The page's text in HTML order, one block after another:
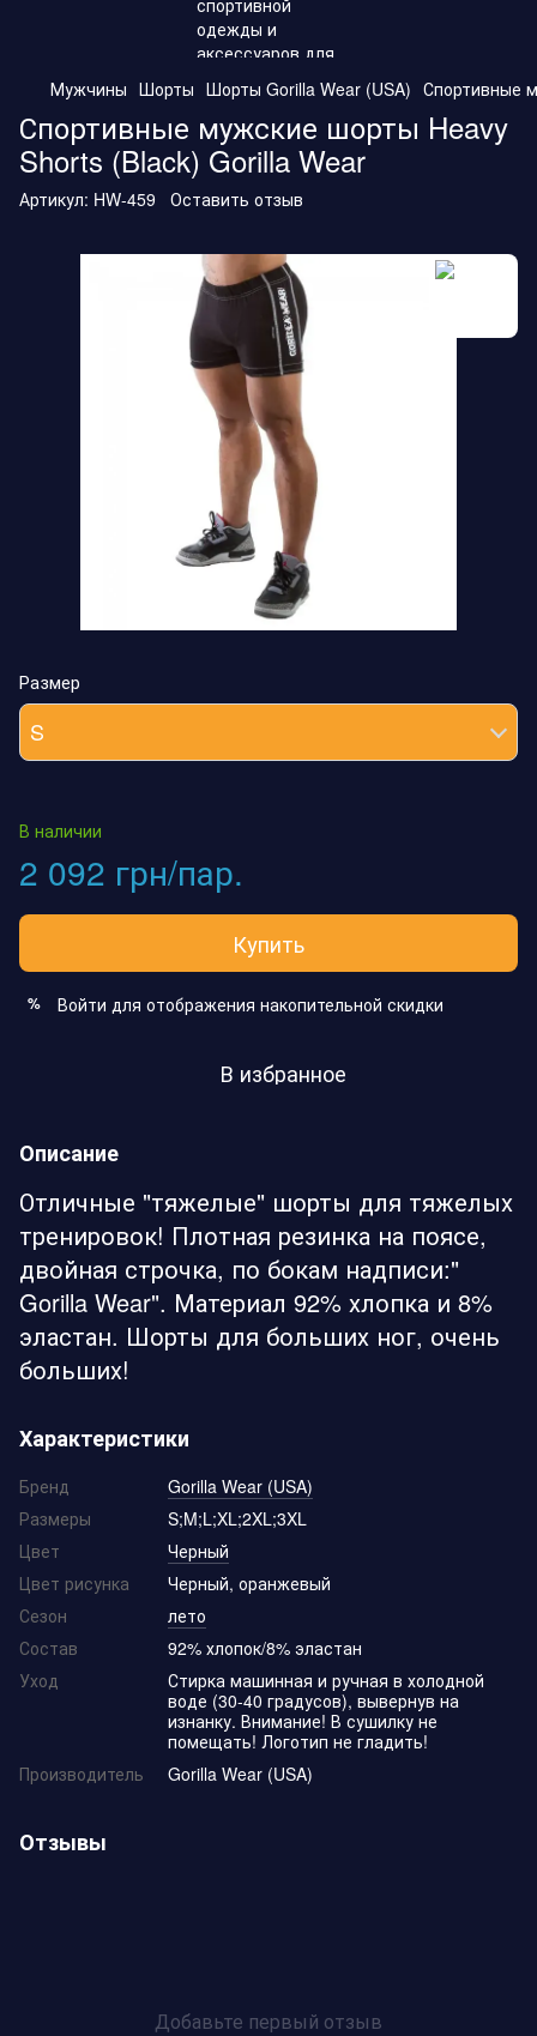
Мужчины Шорты Шорты Gorilla Wear (USA) Спортивные
Спортивные мужские шорты Heavy
Shorts (Black) Gorilla Wear
Артикул: HW-459 Оставить отзыв
Размер
S
В наличии
2 092 грн/пар.
Купить
% Войти для отображения накопительной скидки
В избранное
Описание
Отличные "тяжелые" шорты для тяжелых
тренировок! Плотная резинка на поясе,
двойная строчка, по бокам надписи:"
Gorilla Wear". Материал 92% хлопка и 8%
эластан. Шорты для больших ног, очень
больших!
Характеристики
Бренд
Gorilla Wear (USA)
Размеры
S;M;L;XL;2XL;3XL
Цвет
Черный
Цвет рисунка
Черный, оранжевый
Сезон
лето
Состав
92% хлопок/8% эластан
Уход
Стирка машинная и ручная в холодной
воде (30-40 градусов), вывернув на
изнанку. Внимание! В сушилку не
помещать! Логотип не гладить!
Производитель
Gorilla Wear (USA)
Отзывы
Добавьте первый отзыв